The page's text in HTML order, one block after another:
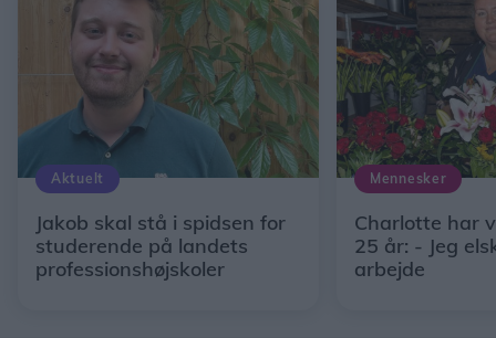
Aktuelt
Jakob skal stå i spidsen for
studerende på landets
professionshøjskoler
Mennesker
Charlotte har
25 år: - Jeg
arbejde